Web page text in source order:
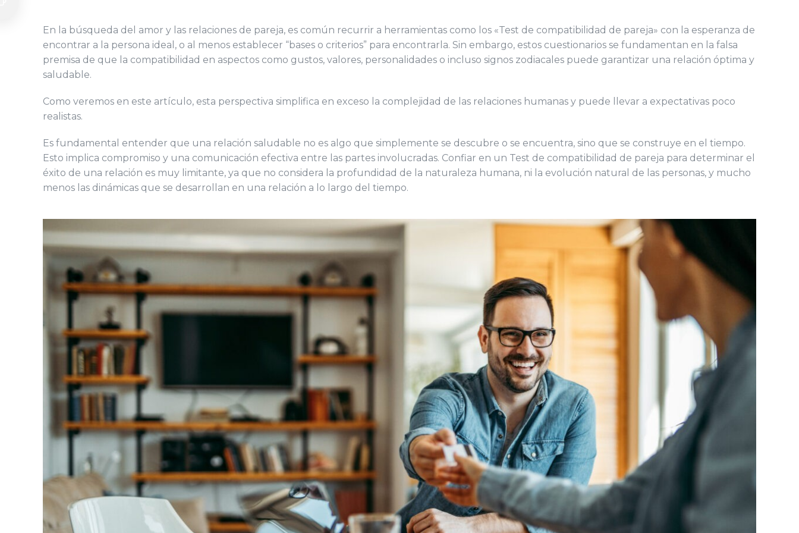
En la búsqueda del amor y las relaciones de pareja, es común recurrir a herramientas como los «Test de compatibilidad de pareja» con la esperanza de
encontrar a la persona ideal, o al menos establecer “bases o criterios” para encontrarla. Sin embargo, estos cuestionarios se fundamentan en la falsa
premisa de que la compatibilidad en aspectos como gustos, valores, personalidades o incluso signos zodiacales puede garantizar una relación óptima y
saludable.
Como veremos en este artículo, esta perspectiva simplifica en exceso la complejidad de las relaciones humanas y puede llevar a expectativas poco
realistas.
Es fundamental entender que una relación saludable no es algo que simplemente se descubre o se encuentra, sino que se construye en el tiempo.
Esto implica compromiso y una comunicación efectiva entre las partes involucradas. Confiar en un Test de compatibilidad de pareja para determinar el
éxito de una relación es muy limitante, ya que no considera la profundidad de la naturaleza humana, ni la evolución natural de las personas, y mucho
menos las dinámicas que se desarrollan en una relación a lo largo del tiempo.